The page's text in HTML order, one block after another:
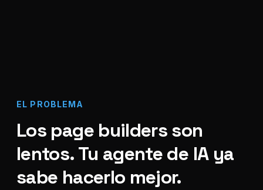
EL PROBLEMA
Los page builders son
lentos. Tu agente de IA ya
sabe hacerlo mejor.